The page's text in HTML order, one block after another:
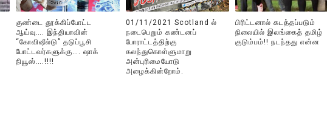
குண்டை தூக்கிப்போட்ட
ஆய்வு…. இந்தியாவின்
“கோவிஷீல்டு” தடுப்பூசி
போட்டவர்களுக்கு…. ஷாக்
நியூஸ்….!!!!
01/11/2021 Scotland ல்
நடைபெறும் கண்டனப்
போராட்டத்திற்கு
கலந்துகொள்ளுமாறு
அன்புரிமையோடு
அழைக்கின்றோம்.
பிரிட்டனால் கடத்தப்படும்
நிலையில் இலங்கைத் தமிழ்
குடும்பம்!! நடந்தது என்ன